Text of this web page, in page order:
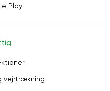
Play
vejrtrækning